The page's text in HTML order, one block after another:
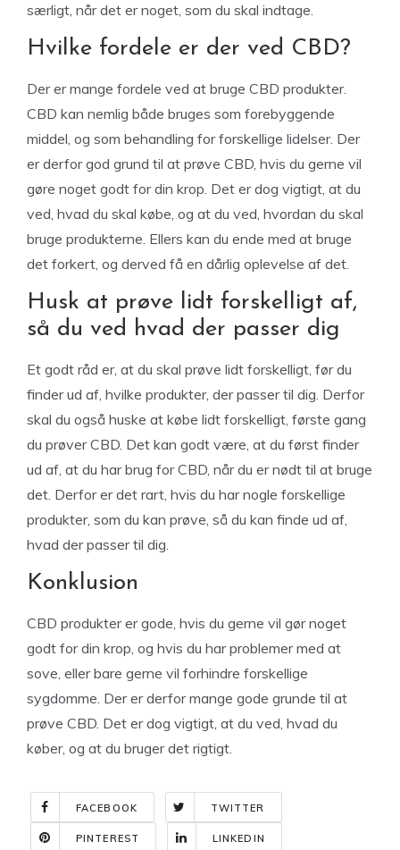
særligt, når det er noget, som du skal indtage.
Hvilke fordele er der ved CBD?
Der er mange fordele ved at bruge CBD produkter.
CBD kan nemlig både bruges som forebyggende
middel, og som behandling for forskellige lidelser. Der
er derfor god grund til at prøve CBD, hvis du gerne vil
gøre noget godt for din krop. Det er dog vigtigt, at du
ved, hvad du skal købe, og at du ved, hvordan du skal
bruge produkterne. Ellers kan du ende med at bruge
det forkert, og derved få en dårlig oplevelse af det.
Husk at prøve lidt forskelligt af,
så du ved hvad der passer dig
Et godt råd er, at du skal prøve lidt forskelligt, før du
finder ud af, hvilke produkter, der passer til dig. Derfor
skal du også huske at købe lidt forskelligt, første gang
du prøver CBD. Det kan godt være, at du først finder
ud af, at du har brug for CBD, når du er nødt til at bruge
det. Derfor er det rart, hvis du har nogle forskellige
produkter, som du kan prøve, så du kan finde ud af,
hvad der passer til dig.
Konklusion
CBD produkter er gode, hvis du gerne vil gør noget
godt for din krop, og hvis du har problemer med at
sove, eller bare gerne vil forhindre forskellige
sygdomme. Der er derfor mange gode grunde til at
prøve CBD. Det er dog vigtigt, at du ved, hvad du
køber, og at du bruger det rigtigt.
FACEBOOK TWITTER
PINTEREST LINKEDIN